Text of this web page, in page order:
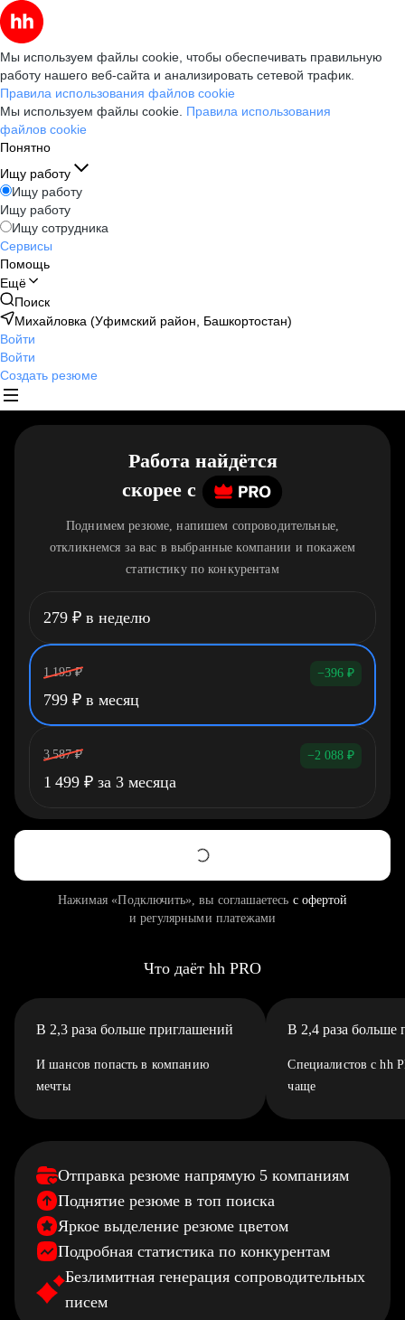
Мы используем файлы cookie, чтобы обеспечивать правильную
работу нашего веб-сайта и анализировать сетевой трафик.
Правила использования файлов cookie
Мы используем файлы cookie. Правила использования
файлов cookie
Понятно
Ищу работу
Ищу работу
Ищу работу
Ищу сотрудника
Сервисы
Помощь
Ещё
Поиск
Михайловка (Уфимский район, Башкортостан)
Войти
Войти
Создать резюме
Работа найдётся
скорее c
Поднимем резюме, напишем сопроводительные,
откликнемся за вас в выбранные компании и покажем
статистику по конкурентам
279 ₽ в неделю
1 195 ₽ −396 ₽
799 ₽ в месяц
3 587 ₽ −2 088 ₽
1 499 ₽ за 3 месяца
Нажимая «Подключить», вы соглашаетесь с офертой
и регулярными платежами
Что даёт hh PRO
В 2,3 раза больше приглашений
И шансов попасть в компанию
мечты
В 2,4 раза больше
Специалистов с hh
чаще
Отправка резюме напрямую 5 компаниям
Поднятие резюме в топ поиска
Яркое выделение резюме цветом
Подробная статистика по конкурентам
Безлимитная генерация сопроводительных
писем